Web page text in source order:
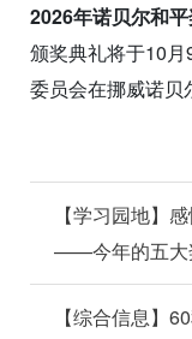
2026年诺贝尔和
颁奖典礼将于10
委员会在挪威诺贝
【学习园地】
——今年的五大
【综合信息】